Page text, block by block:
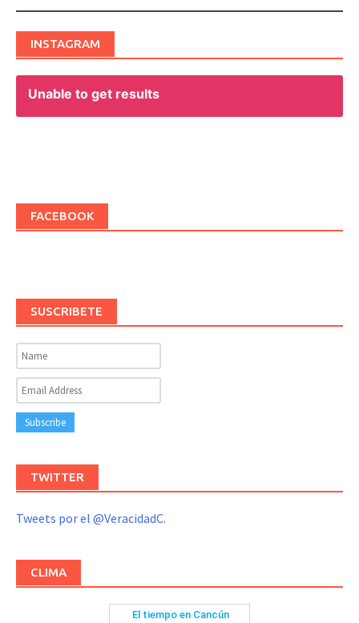
INSTAGRAM
Unable to get results
FACEBOOK
SUSCRIBETE
TWITTER
Tweets por el @VeracidadC.
CLIMA